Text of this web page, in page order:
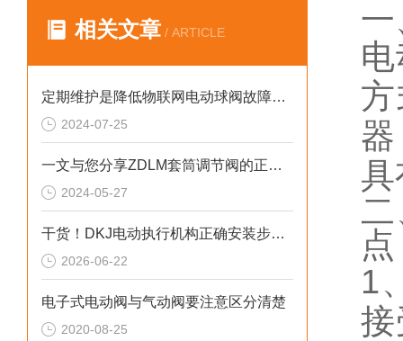
相关文章 / ARTICLE
定期维护是降低物联网电动球阀故障率的关键方法
2024-07-25
一文与您分享ZDLM套筒调节阀的正确安装步骤及要点
2024-05-27
干货！DKJ电动执行机构正确安装步骤全指南
2026-06-22
电子式电动阀与气动阀要注意区分清楚
2020-08-25
一
1
接